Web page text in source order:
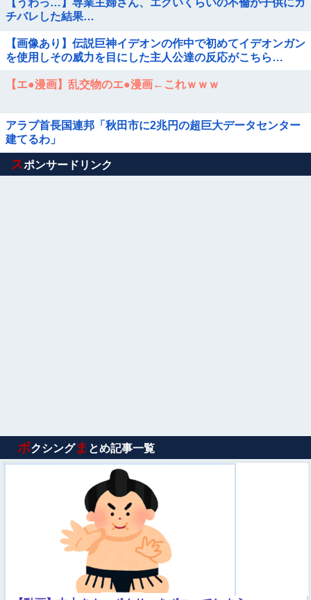
【うわっ…】専業主婦さん、エグいくらいの不倫が子供にガ
チバレした結果…
【画像あり】伝説巨神イデオンの作中で初めてイデオンガン
を使用しその威力を目にした主人公達の反応がこちら…
【エ●漫画】乱交物のエ●漫画←これｗｗｗ
アラブ首長国連邦「秋田市に2兆円の超巨大データセンター
建てるわ」
Powered by livedoor 相互RSS
スポンサードリンク
ボクシングま とめ記事一覧